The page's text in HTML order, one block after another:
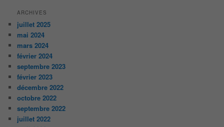
ARCHIVES
juillet 2025
mai 2024
mars 2024
février 2024
septembre 2023
février 2023
décembre 2022
octobre 2022
septembre 2022
juillet 2022